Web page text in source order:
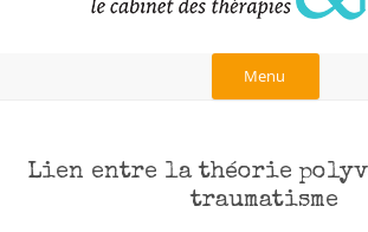
psychothérapie corporelle et analytique,
Menu
Aller
Lien entre la théorie
traumatisme